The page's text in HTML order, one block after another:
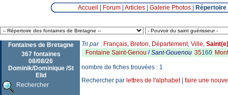
Accueil Forum| Articles| Galerie Photos|
Fontaines de Bretagne
367 fontaines
08/08/26
Dominik/Dominique /St
Elid
Rechercher
Tri par: Français, Breton, Département, Ville, Saint(e)
Fontaine Saint-Genou /Sant-Gouenou 35160
nombre de fiches trouvées : 1
Rechercher par lettres de l'alphabet| faire une